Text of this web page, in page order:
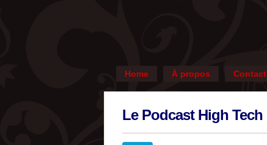
Home À propos Contact
Le Podcast High Tech